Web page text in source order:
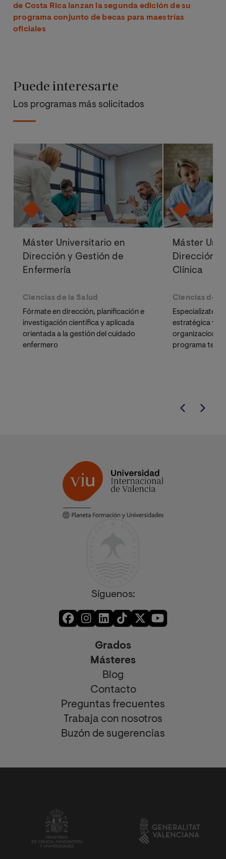
de Costa Rica lanzan la segunda edición de su
programa conjunto de becas para maestrías
oficiales
Puede interesarte
Los programas más solicitados
Máster Universitario en
Dirección y Gestión de
Enfermería
Ciencias de la Salud
Fórmate en dirección, planificación e
investigación científica y aplicada
orientada a la gestión del cuidado
enfermero
Máster
Dirección
Clínica
Ciencias de
Especialízate
estratégica y el
organizaciones
programa te
Síguenos:
Grados
Másteres
Blog
Contacto
Preguntas frecuentes
Trabaja con nosotros
Buzón de sugerencias